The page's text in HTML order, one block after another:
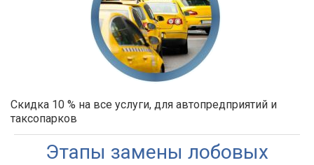
Скидка 10 % на все услуги, для автопредприятий и
таксопарков
Этапы замены лобовых